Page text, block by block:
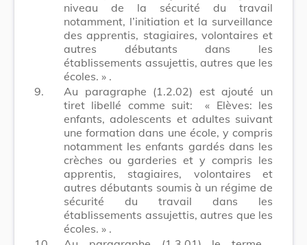
niveau de la sécurité du travail
notamment, l’initiation et la surveillance
des apprentis, stagiaires, volontaires et
autres débutants dans les
établissements assujettis, autres que les
écoles. » .
9.
Au paragraphe (1.2.02) est ajouté un
tiret libellé comme suit:
« Elèves: les
enfants, adolescents et adultes suivant
une formation dans une école, y compris
notamment les enfants gardés dans les
crèches ou garderies et y compris les
apprentis, stagiaires, volontaires et
autres débutants soumis à un régime de
sécurité du travail dans les
établissements assujettis, autres que les
écoles. » .